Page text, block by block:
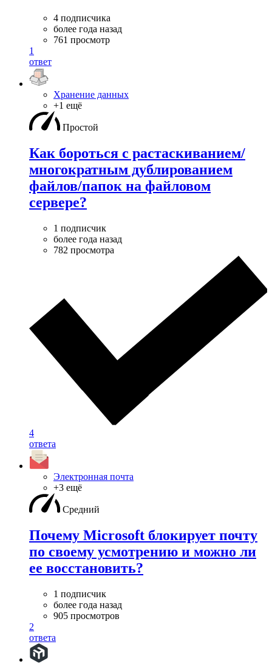
4 подписчика
более года назад
761 просмотр
1
ответ
Хранение данных
+1 ещё
Простой
Как бороться с растаскиванием/
многократным дублированием
файлов/папок на файловом
сервере?
1 подписчик
более года назад
782 просмотра
4
ответа
Электронная почта
+3 ещё
Средний
Почему Microsoft блокирует почту
по своему усмотрению и можно ли
ее восстановить?
1 подписчик
более года назад
905 просмотров
2
ответа